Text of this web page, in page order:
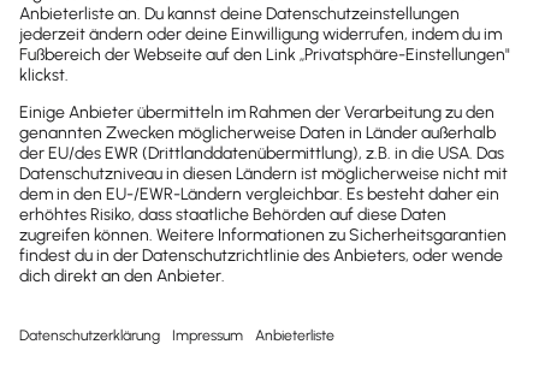
Schnelle Reaktionszeit
Kostenlos für Sie
Zum Forum